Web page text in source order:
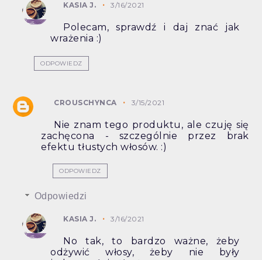
KASIA J. 3/16/2021
Polecam, sprawdź i daj znać jak
wrażenia :)
ODPOWIEDZ
CROUSCHYNCA 3/15/2021
Nie znam tego produktu, ale czuję się
zachęcona - szczególnie przez brak
efektu tłustych włosów. :)
ODPOWIEDZ
Odpowiedzi
KASIA J. 3/16/2021
No tak, to bardzo ważne, żeby
odżywić włosy, żeby nie były